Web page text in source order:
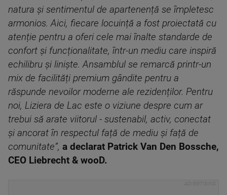
natura și sentimentul de apartenență se împletesc
armonios. Aici, fiecare locuință a fost proiectată cu
atenție pentru a oferi cele mai înalte standarde de
confort și funcționalitate, într-un mediu care inspiră
echilibru și liniște. Ansamblul se remarcă printr-un
mix de facilități premium gândite pentru a
răspunde nevoilor moderne ale rezidenților. Pentru
noi, Liziera de Lac este o viziune despre cum ar
trebui să arate viitorul - sustenabil, activ, conectat
și ancorat în respectul față de mediu și față de
comunitate”, a declarat Patrick Van Den Bossche,
CEO Liebrecht & wooD.